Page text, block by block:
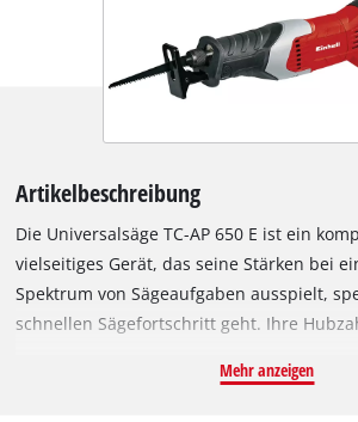
Artikelbeschreibung
Die Universalsäge TC-AP 650 E ist ein
vielseitiges Gerät, das seine Stärken bei
Spektrum von Sägeaufgaben ausspielt,
schnellen Sägefortschritt geht. Ihre
Materialstärke und Einsatzzweck. Die TC-
Mehr anzeigen